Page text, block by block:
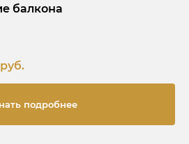
балкона
руб.
подробнее